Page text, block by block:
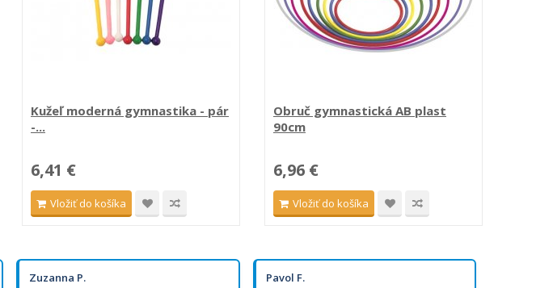
Kužeľ moderná gymnastika - pár
-...
6,41 €
Vložiť do košíka
Obruč gymnastická AB plast
90cm
6,96 €
Vložiť do košíka
Zuzanna P. Pavol F.